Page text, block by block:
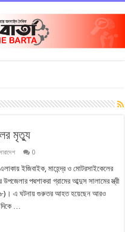
মৃত্যু
0
ইজিবাইক, মাহেন্দ্র ও মোটরসাইকেলের
পদ্মশাকরা গ্রামের আব্দুস সালামের স্ত্রী
(৮)। এ ঘটনায় গুরুতর আহত হয়েছেন আরও
…